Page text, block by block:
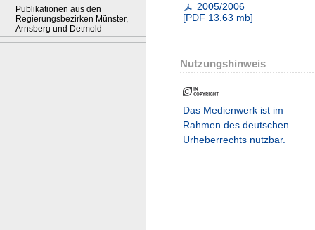
Publikationen aus den
Regierungsbezirken Münster,
Arnsberg und Detmold
2005/2006
[PDF 13.63 mb]
Nutzungshinweis
Das Medienwerk ist im
Rahmen des deutschen
Urheberrechts nutzbar.